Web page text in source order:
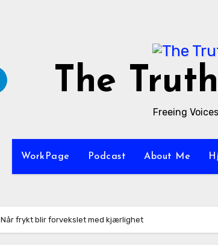
The
Freeing
WorkPage Podcast About Me
Når frykt blir forvekslet med kjærlighet